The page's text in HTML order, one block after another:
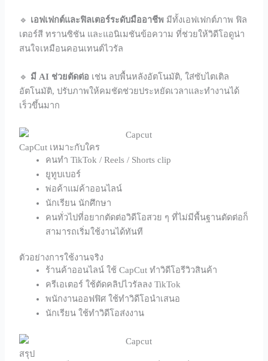
🔹 เอฟเฟกต์และฟิลเตอร์ระดับมืออาชีพ มีทั้งเอฟเฟกต์ภาพ ฟิล
เตอร์สี ทรานซิชัน และแอนิเมชันข้อความ ที่ช่วยให้วิดีโอดูน่า
สนใจเหมือนคอนเทนต์ไวรัล
🔹 มี AI ช่วยตัดต่อ เช่น ลบพื้นหลังอัตโนมัติ, ใส่ซับไตเติล
อัตโนมัติ, ปรับภาพให้คมชัดช่วยประหยัดเวลาและทำงานได้
เร็วขึ้นมาก
CapCut เหมาะกับใคร
คนทำ TikTok / Reels / Shorts clip
ยูทูบเบอร์
พ่อค้าแม่ค้าออนไลน์
นักเรียน นักศึกษา
คนทั่วไปที่อยากตัดต่อวิดีโอสวย ๆ ที่ไม่มีพื้นฐานตัดต่อก็
สามารถเริ่มใช้งานได้ทันที
ตัวอย่างการใช้งานจริง
ร้านค้าออนไลน์ ใช้ CapCut ทำวิดีโอรีวิวสินค้า
ครีเอเตอร์ ใช้ตัดคลิปไวรัลลง TikTok
พนักงานออฟฟิศ ใช้ทำวิดีโอนำเสนอ
นักเรียน ใช้ทำวิดีโอส่งงาน
สรุป